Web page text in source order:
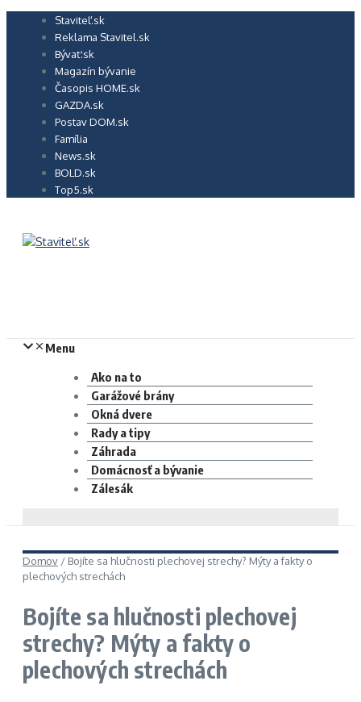
Preskočiť
Staviteľ.sk
Reklama Stavitel.sk
Bývať.sk
Magazín bývanie
Časopis HOME.sk
GAZDA.sk
Postav DOM.sk
Família
News.sk
BOLD.sk
Top5.sk
Menu
Ako na to
Garážové brány
Okná dvere
Rady a tipy
Záhrada
Domácnosť a bývanie
Zálesák
Domov / Bojíte sa hlučnosti plechovej strechy? Mýty a fakty o
plechových strechách
Bojíte sa hlučnosti plechovej
strechy? Mýty a fakty o
plechových strechách